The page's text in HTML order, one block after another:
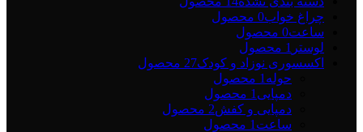
چراغ خواب0 محصول
ساعت0 محصول
لوستر 1 محصول
اکسسوری نوزاد و کودک27 محصول
حوله 1 محصول
دمپایی 1 محصول
دمپایی و کفش2 محصول
ساعت 1 محصول